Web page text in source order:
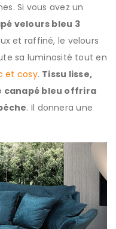
Si vous avez un
velours bleu 3
et raffiné, le velours
sa luminosité tout en
et cosy. Tissu lisse,
canapé bleu offrira
. Il donnera une